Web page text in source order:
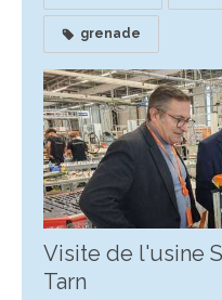
grenade
Visite de l'usine
Tarn